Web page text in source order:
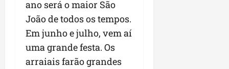
ano será o maior São
João de todos os tempos.
Em junho e julho, vem aí
uma grande festa. Os
arraiais farão grandes